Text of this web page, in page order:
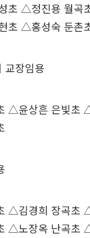
초 △정진용 월곡
초 △홍성숙 둔촌
장임용
△윤상흔 은빛초
△김경희 장곡초
△노장옥 난곡초